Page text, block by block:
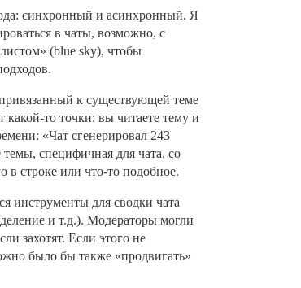
синхронный и асинхронный. Я
в чаты, возможно, с
(blue sky), чтобы
к существующей теме
то точки: вы читаете тему и
«Чат сгенерировал 243
специфичная для чата, со
в строке или что-то подобное.
инструменты для сводки чата
и т.д.). Модераторы могли
захотят. Если этого не
было бы также «продвигать»